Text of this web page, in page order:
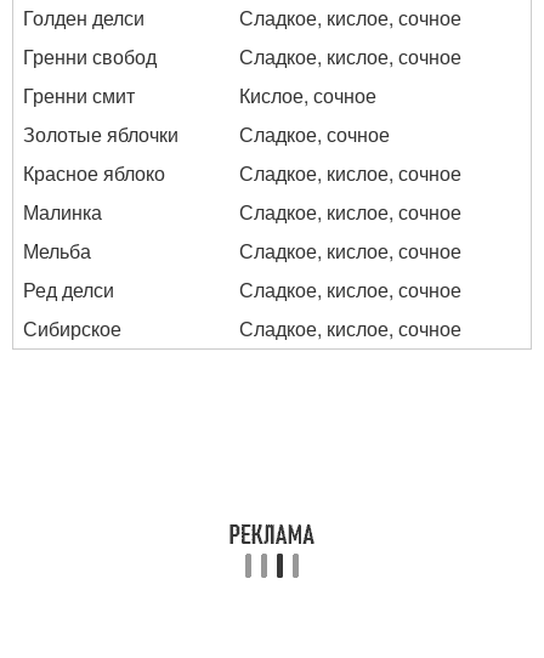
Голден делси
Сладкое, кислое, сочное
Гренни свобод
Сладкое, кислое, сочное
Гренни смит
Кислое, сочное
Золотые яблочки
Сладкое, сочное
Красное яблоко
Сладкое, кислое, сочное
Малинка
Сладкое, кислое, сочное
Мельба
Сладкое, кислое, сочное
Ред делси
Сладкое, кислое, сочное
Сибирское
Сладкое, кислое, сочное